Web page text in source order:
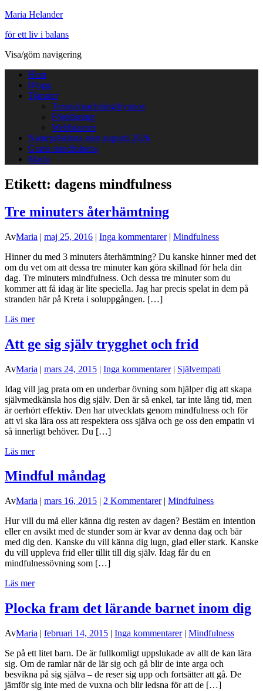
Maria Helander
för ett liv i balans
Visa/göm navigering
Hem
Blogg
Tjänster
Terapi/coachning/hypnos
Föreläsning
Webbkurser
Naturprästinna start augusti 2026
Gratis mindfulness
Maria
Etikett: dagens mindfulness
Tre minuters återhämtning
AvMaria | maj 25, 2016 | Inga kommentarer| Mindfulness
Hinner du med 3 minuters återhämtning? Du kanske hinner med det
om du vet om att dessa tre minuter kan göra skillnad för hela din
dag. Tre minuters mindfulness. Och dessa tre minuter som du
kommer att få idag är lite speciella. Jag har precis spelat in dem på
stranden här på Kreta i soluppgången. […]
Läs mer
Att ge sig själv trygghet och frid
AvMaria | mars 24, 2015 | Inga kommentarer| Självempati
Idag vill jag prata om en underbar övning som hjälper dig att skapa
självmedkänsla hos dig själv. Den är så enkel, tar inte lång tid, men
är oerhört effektiv. Den har utvecklats genom mindfulness och för
att vi ska lära oss att respektera oss själva och ge oss den empatin vi
så innerligt behöver. Du […]
Läs mer
Mindful måndag
AvMaria | mars 16, 2015 | 2 Kommentarer| Mindfulness
Hur vill du må eller känna dig resten av dagen? Bestäm en intention
eller en avsikt med de stunder som är kvar av denna dag och bär
med dig den. Kanske du vill känna dig lugn, glad eller stark. Kanske
du vill uppleva frid eller tillit till dig själv. Idag får du en
mindfulnessövning som […]
Läs mer
Plocka fram det lärande barnet inom dig
AvMaria | februari 14, 2015 | Inga kommentarer| Mindfulness
Se på ett litet barn. De är fullkomligt uppslukade av allt de kan lära
sig. Om de ramlar när de lär sig och gå blir de inte arga och
besvikna på sig själva – de reser sig upp och fortsätter att gå. De
jämför sig inte med de vuxna och blir ledsna för att de […]